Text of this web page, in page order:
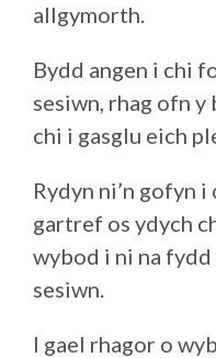
allgymorth.
Bydd angen i chi
sesiwn, rhag ofn y
chi i gasglu eich
Rydyn ni’n gofyn
gartref os ydych
wybod i ni na
sesiwn.
I gael rhagor o